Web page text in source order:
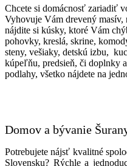
Chcete si domácnosť zariadiť
Vyhovuje Vám drevený masív,
nájdite si kúsky, ktoré Vám
pohovky, kreslá, skrine,
steny, vešiaky, detskú izbu,
kúpeľňu, predsieň, či doplnky
podlahy, všetko nájdete na
Domov a bývanie
Potrebujete nájsť kvalitné
Slovensku? Rýchle a